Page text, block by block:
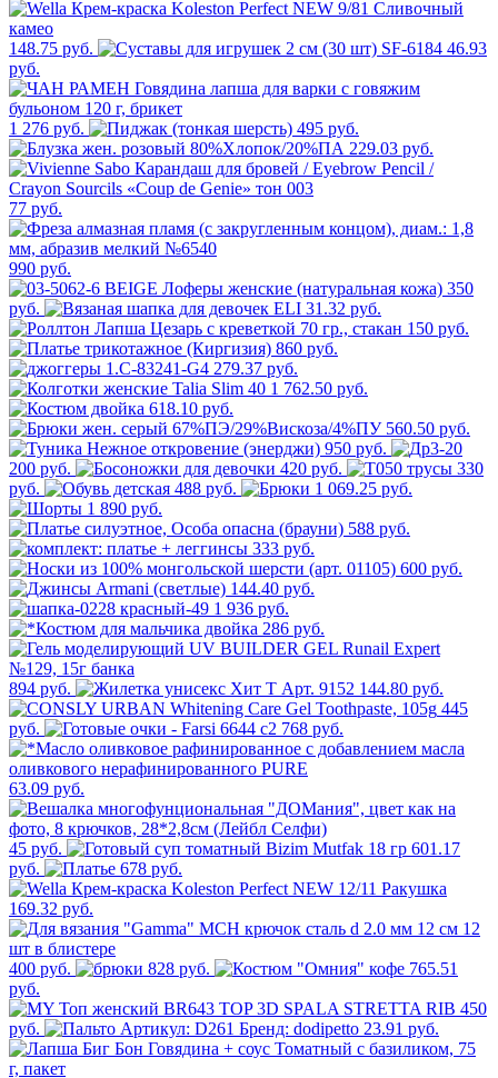
148.75 руб.
46.93
руб.
1 276 руб.
495 руб.
229.03 руб.
77 руб.
990 руб.
350
руб.
31.32 руб.
150 руб.
860 руб.
279.37 руб.
1 762.50 руб.
618.10 руб.
560.50 руб.
950 руб.
200 руб.
420 руб.
330
руб.
488 руб.
1 069.25 руб.
1 890 руб.
588 руб.
333 руб.
600 руб.
144.40 руб.
1 936 руб.
286 руб.
894 руб.
144.80 руб.
445
руб.
768 руб.
63.09 руб.
45 руб.
601.17
руб.
678 руб.
169.32 руб.
400 руб. 828 руб.
765.51
руб.
450
руб.
23.91 руб.